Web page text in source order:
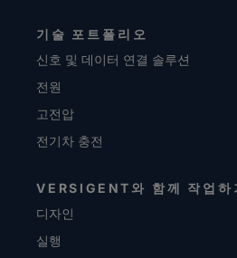
기술 포트폴리오
신호 및 데이터 연결 솔루션
전원
고전압
전기차 충전
VERSIGENT와 함께 작업하
디자인
실행